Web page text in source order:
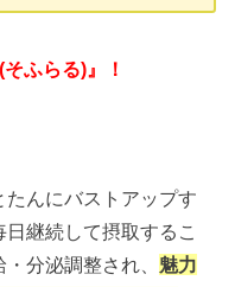
ふらる)』！
んにバストアップす
継続して摂取するこ
分泌調整され、 魅力